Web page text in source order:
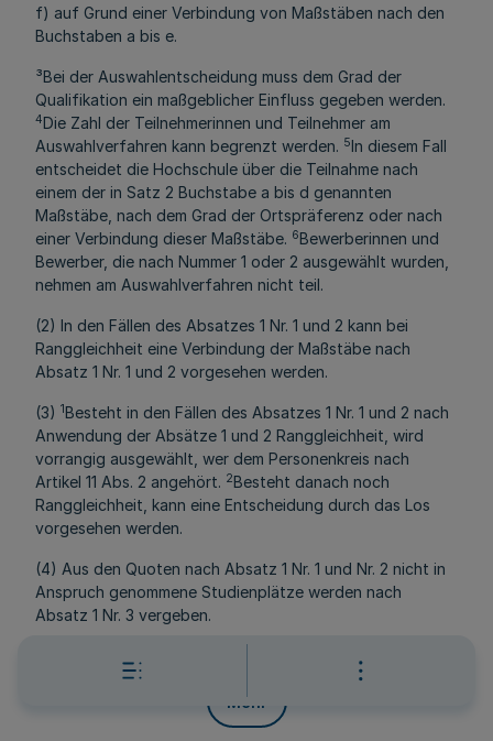
f) auf Grund einer Verbindung von Maßstäben nach den
Buchstaben a bis e.
³Bei der Auswahlentscheidung muss dem Grad der
Qualifikation ein maßgeblicher Einfluss gegeben werden.
4Die Zahl der Teilnehmerinnen und Teilnehmer am
Auswahlverfahren kann begrenzt werden. 5In diesem Fall
entscheidet die Hochschule über die Teilnahme nach
einem der in Satz 2 Buchstabe a bis d genannten
Maßstäbe, nach dem Grad der Ortspräferenz oder nach
einer Verbindung dieser Maßstäbe. 6Bewerberinnen und
Bewerber, die nach Nummer 1 oder 2 ausgewählt wurden,
nehmen am Auswahlverfahren nicht teil.
(2) In den Fällen des Absatzes 1 Nr. 1 und 2 kann bei
Ranggleichheit eine Verbindung der Maßstäbe nach
Absatz 1 Nr. 1 und 2 vorgesehen werden.
(3) 1Besteht in den Fällen des Absatzes 1 Nr. 1 und 2 nach
Anwendung der Absätze 1 und 2 Ranggleichheit, wird
vorrangig ausgewählt, wer dem Personenkreis nach
Artikel 11 Abs. 2 angehört. 2Besteht danach noch
Ranggleichheit, kann eine Entscheidung durch das Los
vorgesehen werden.
(4) Aus den Quoten nach Absatz 1 Nr. 1 und Nr. 2 nicht in
Anspruch genommene Studienplätze werden nach
Absatz 1 Nr. 3 vergeben.
Mehr